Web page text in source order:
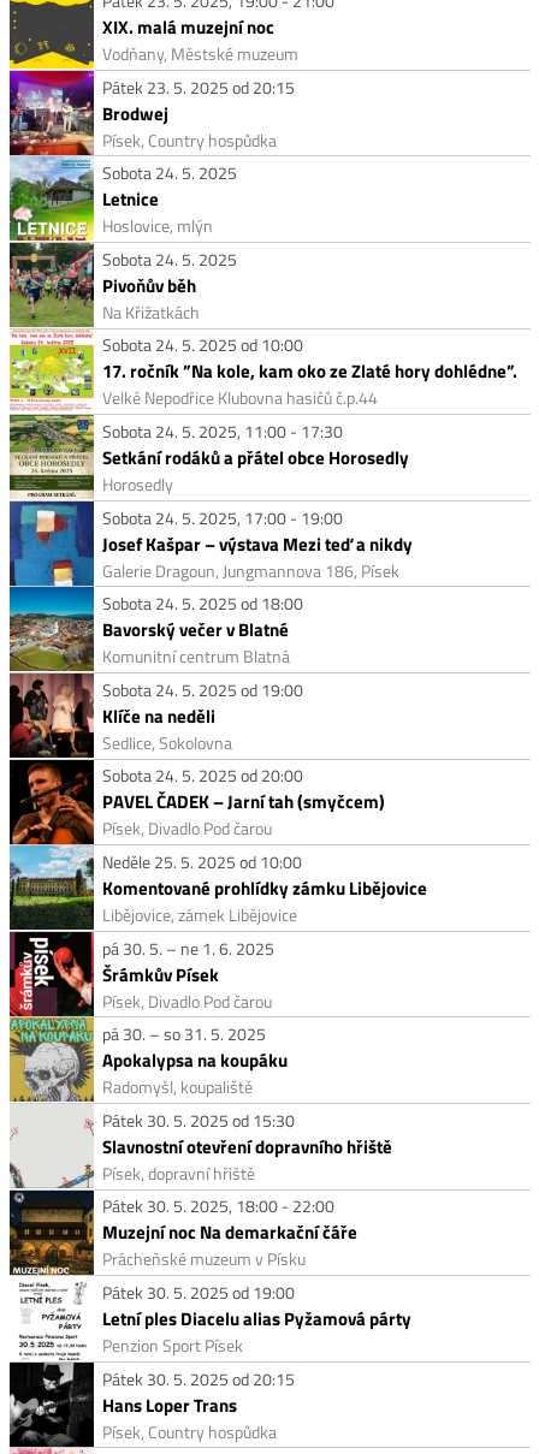
XIX. malá muzejní noc
Vodňany, Městské muzeum
Pátek 23. 5. 2025 od 20:15
Brodwej
Písek, Country hospůdka
Sobota 24. 5. 2025
Letnice
Hoslovice, mlýn
Sobota 24. 5. 2025
Pivoňův běh
Na Křižatkách
Sobota 24. 5. 2025 od 10:00
17. ročník ”Na kole, kam oko ze Zlaté hory dohlédne”.
Velké Nepodřice Klubovna hasičů č.p.44
Sobota 24. 5. 2025, 11:00 - 17:30
Setkání rodáků a přátel obce Horosedly
Horosedly
Sobota 24. 5. 2025, 17:00 - 19:00
Josef Kašpar – výstava Mezi teď a nikdy
Galerie Dragoun, Jungmannova 186, Písek
Sobota 24. 5. 2025 od 18:00
Bavorský večer v Blatné
Komunitní centrum Blatná
Sobota 24. 5. 2025 od 19:00
Klíče na neděli
Sedlice, Sokolovna
Sobota 24. 5. 2025 od 20:00
PAVEL ČADEK – Jarní tah (smyčcem)
Písek, Divadlo Pod čarou
Neděle 25. 5. 2025 od 10:00
Komentované prohlídky zámku Libějovice
Libějovice, zámek Libějovice
pá 30. 5. – ne 1. 6. 2025
Šrámkův Písek
Písek, Divadlo Pod čarou
pá 30. – so 31. 5. 2025
Apokalypsa na koupáku
Radomyšl, koupaliště
Pátek 30. 5. 2025 od 15:30
Slavnostní otevření dopravního hřiště
Písek, dopravní hřiště
Pátek 30. 5. 2025, 18:00 - 22:00
Muzejní noc Na demarkační čáře
Prácheňské muzeum v Písku
Pátek 30. 5. 2025 od 19:00
Letní ples Diacelu alias Pyžamová párty
Penzion Sport Písek
Pátek 30. 5. 2025 od 20:15
Hans Loper Trans
Písek, Country hospůdka